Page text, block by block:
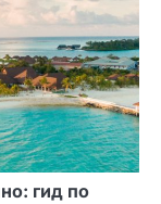
гид по